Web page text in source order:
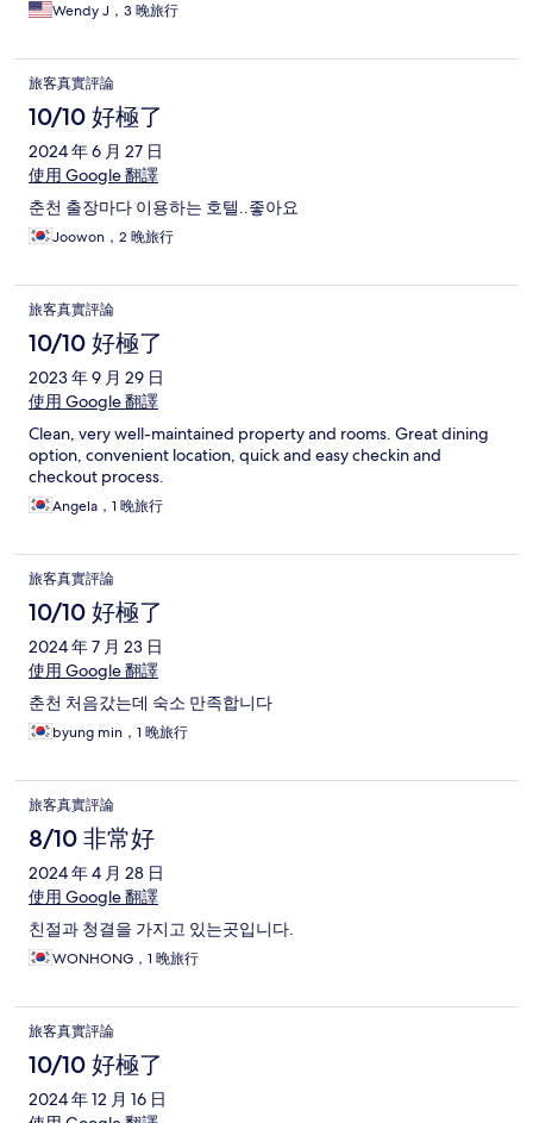
Wendy J，3 晚旅行
旅客真實評論
10/10 好極了
2024 年 6 月 27 日
使用 Google 翻譯
춘천 출장마다 이용하는 호텔..좋아요
Joowon，2 晚旅行
旅客真實評論
10/10 好極了
2023 年 9 月 29 日
使用 Google 翻譯
Clean, very well-maintained property and rooms. Great dining
option, convenient location, quick and easy checkin and
checkout process.
Angela，1 晚旅行
旅客真實評論
10/10 好極了
2024 年 7 月 23 日
使用 Google 翻譯
춘천 처음갔는데 숙소 만족합니다
byung min，1 晚旅行
旅客真實評論
8/10 非常好
2024 年 4 月 28 日
使用 Google 翻譯
친절과 청결을 가지고 있는곳입니다.
WONHONG，1 晚旅行
旅客真實評論
10/10 好極了
2024 年 12 月 16 日